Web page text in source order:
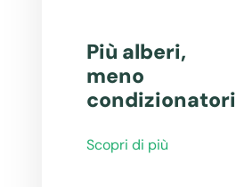
Più alberi,
meno
condizionatori
Scopri di più